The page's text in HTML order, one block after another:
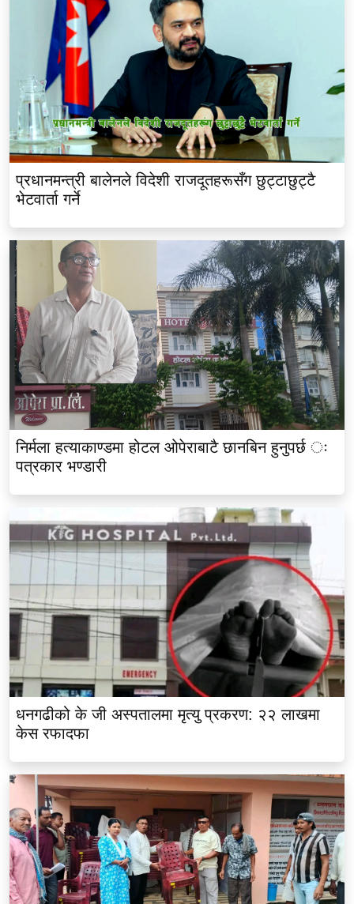
प्रधानमन्त्री बालेनले विदेशी राजदूतहरूसँग छुट्टाछुट्टै
भेटवार्ता गर्ने
निर्मला हत्याकाण्डमा होटल ओपेराबाटै छानबिन हुनुपर्छ ः
पत्रकार भण्डारी
धनगढीको के जी अस्पतालमा मृत्यु प्रकरण: २२ लाखमा
केस रफादफा